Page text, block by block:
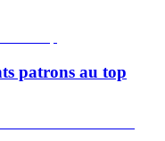
patrons au top